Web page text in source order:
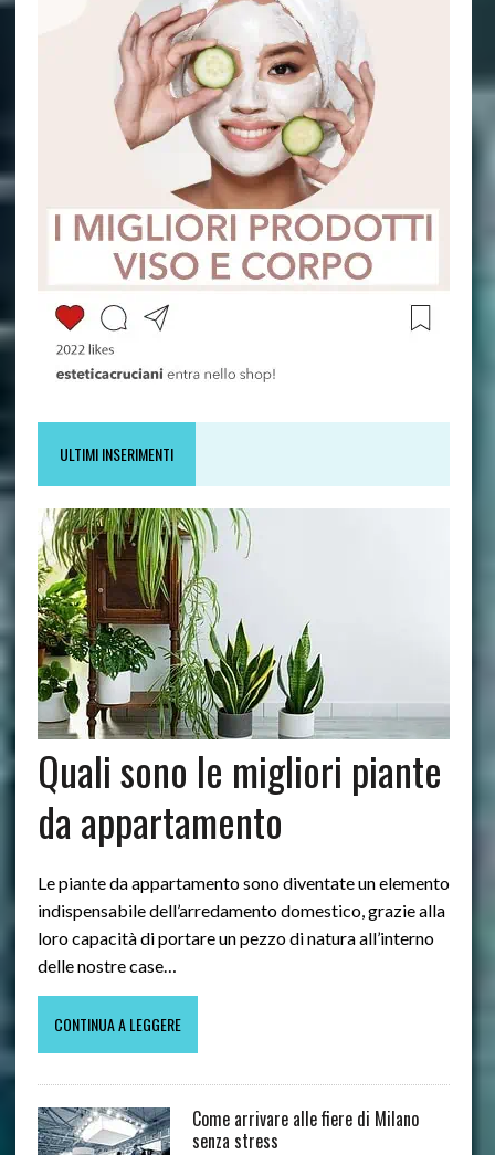
ULTIMI INSERIMENTI
Quali sono le migliori piante
da appartamento
Le piante da appartamento sono diventate un elemento
indispensabile dell’arredamento domestico, grazie alla
loro capacità di portare un pezzo di natura all’interno
delle nostre case…
CONTINUA A LEGGERE
Come arrivare alle fiere di Milano
senza stress